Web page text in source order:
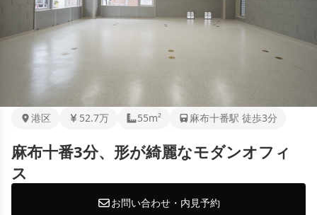
港区 52.7万 55m² 麻布十番駅 徒歩3分
麻布十番3分、形が綺麗なモダンオフィ
ス
お問い合わせ・内見予約